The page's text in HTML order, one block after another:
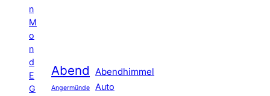
n
M
o
n
d
E
G
Abend Abendhimmel
Angermünde Auto